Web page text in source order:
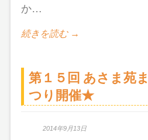
か…
続きを読む →
第１５回 あさま苑ま
つり開催★
2014年9月13日